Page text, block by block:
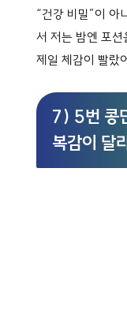
“건강 비밀”이 아
서 저는 밤엔 포
제일 체감이 빨랐
7) 5번 콩
복감이 달